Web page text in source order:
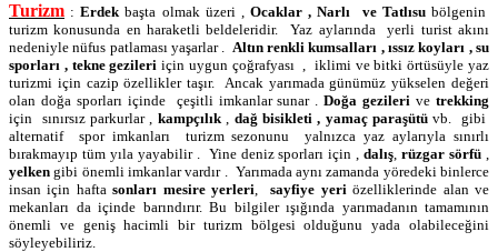
Turizm :Erdekbaşta olmak üzeri ,Ocaklar , Narlı ve Tatlısubölgenin
turizm konusunda en haraketli beldeleridir.
Yaz aylarında
yerli turist akını
nedeniyle nüfus patlaması yaşarlar . Altın renkli kumsalları , ıssız koyları , su
sporları , tekne gezileri için uygun çoğrafyası , iklimi ve bitki örtüsüyle yaz
turizmi için cazip özellikler taşır. Ancak yarımada günümüz yükselen değeri
olan doğa sporları içinde
çeşitli imkanlar sunar .Doğa gezileri vetrekking
için sınırsız parkurlar , kampçılık, dağ bisikleti , yamaç paraşütüvb.
gibi
alternatif
spor imkanları turizm sezonunu
yalnızca yaz aylarıyla sınırlı
bırakmayıp tüm yıla yayabilir . Yine deniz sporları için ,dalış,rüzgar sörfü ,
yelken gibi önemli imkanlar vardır . Yarımada aynı zamanda yöredeki binlerce
insan için haftasonları mesire yerleri, sayfiye yeriözelliklerinde alan ve
mekanları da içinde barındırır. Bu bilgiler ışığında yarımadanın tamamının
önemli ve geniş hacimli bir turizm bölgesi olduğunu yada olabileceğini
söyleyebiliriz.